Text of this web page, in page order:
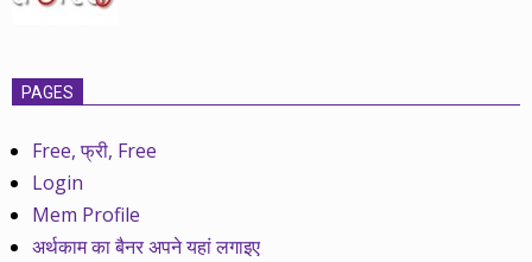
PAGES
Free, फ्री, Free
Login
Mem Profile
अर्थकाम का बैनर अपने यहां लगाइए